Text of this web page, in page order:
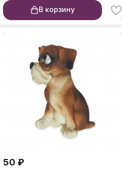
В корзину
50 ₽